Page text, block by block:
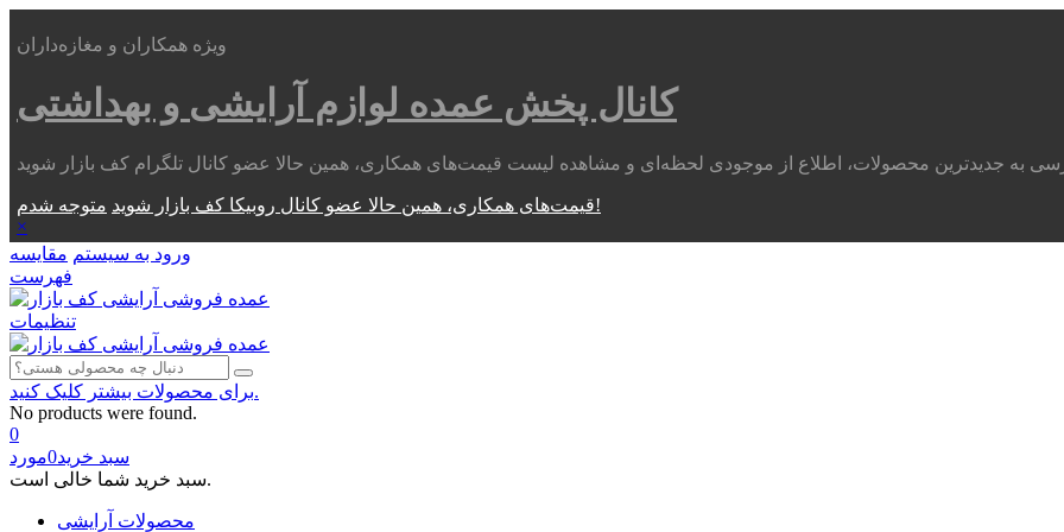
ویژه همکاران و مغازه‌داران
کانال پخش عمده لوازم آرایشی و بهداشتی
قیمت‌های همکاری، همین حالا عضو کانال روبیکا کف بازار شویدمتوجه شدم!
×
ورود به سیستم مقایسه
فهرست
تنظیمات
برای محصولات بیشتر کلیک کنید.
No products were found.
0
سبد خرید0مورد
سبد خرید شما خالی است.
محصولات آرایشی